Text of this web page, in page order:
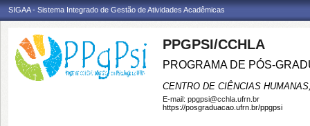
SIGAA - Sistema Integrado de Gestão de Atividades Acadêmicas
PPGPSI/CCHLA
PROGRAMA DE PÓS-
CENTRO DE CIÊNCIAS
E-mail: ppgpsi@cchla.ufrn.br
https://posgraduacao.ufrn.br/ppgpsi